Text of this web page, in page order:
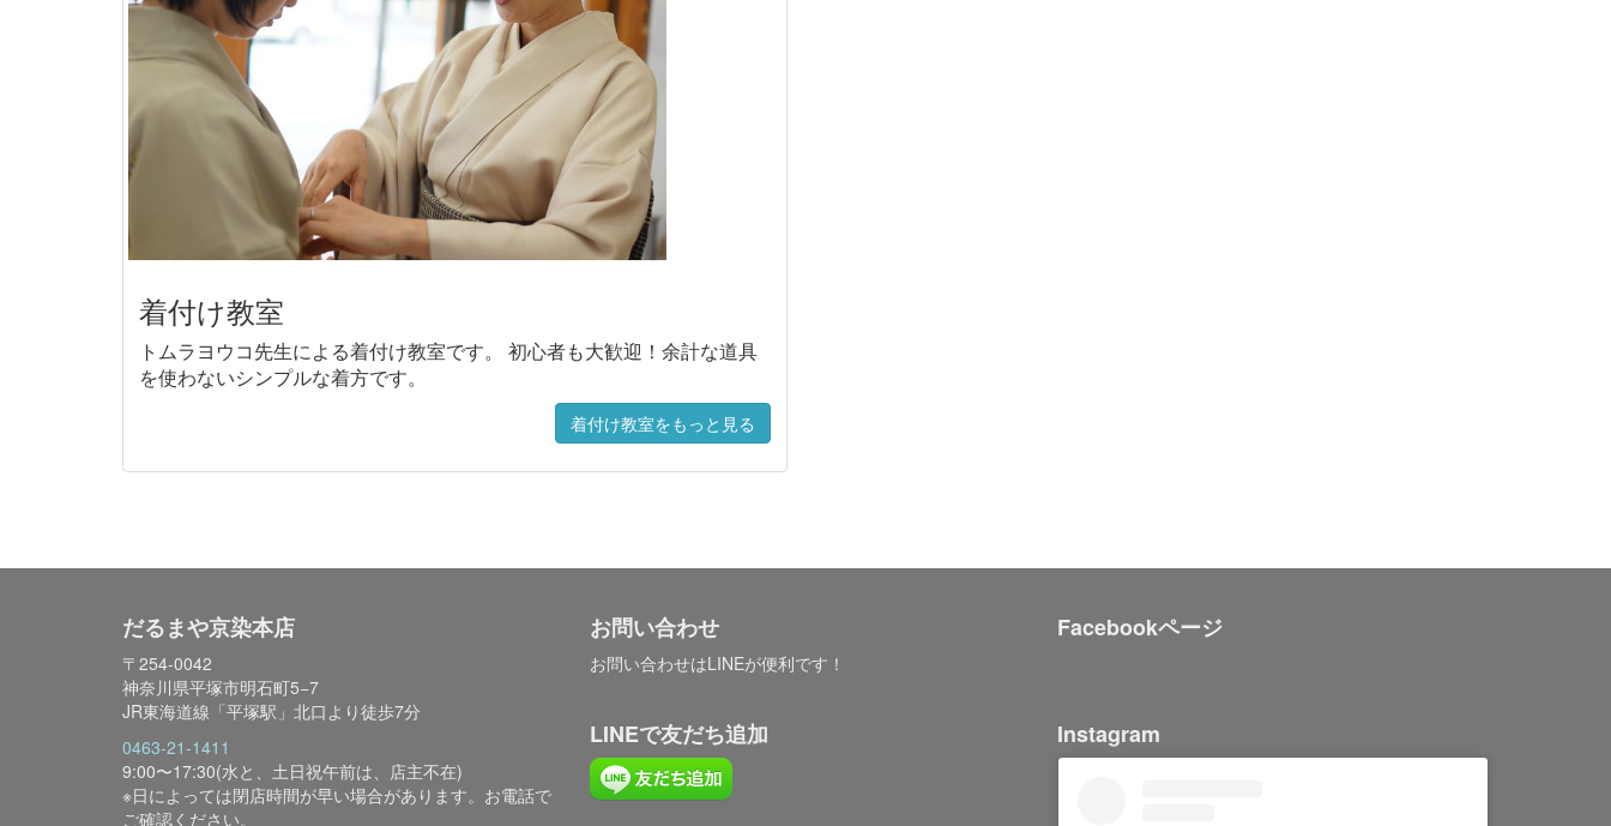
着付け教室
トムラヨウコ先生による着付け教室です。 初心者も大歓迎！余計な道具
を使わないシンプルな着方です。
着付け教室をもっと見る
だるまや京染本店
〒254-0042
神奈川県平塚市明石町5−7
JR東海道線「平塚駅」北口より徒歩7分
0463-21-1411
9:00〜17:30(水と、土日祝午前は、店主不在)
※日によっては閉店時間が早い場合があります。お電話で
ご確認ください。
お問い合わせ
お問い合わせはLINEが便利です！
LINEで友だち追加
Facebookページ
Instagram